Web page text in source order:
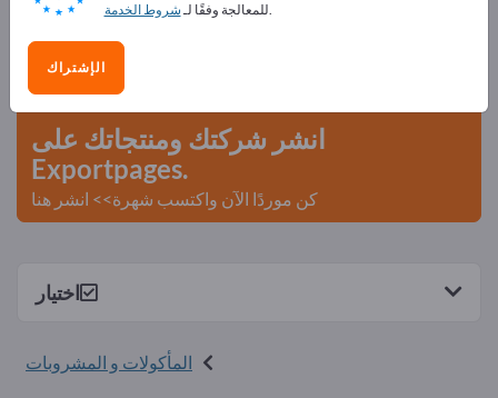
أعلن مجانًا على Exportpages!
الاحتياجات – العروض – السلع المستعملة – جهات الاتصال
التجارية >> ابدأ من هنا
انشر شركتك ومنتجاتك على
Exportpages.
كن موردًا الآن واكتسب شهرة>> انشر هنا
اختيار
المأكولات و المشروبات
للمعالجة وفقًا لـشروط الخدمة .
الإشتراك